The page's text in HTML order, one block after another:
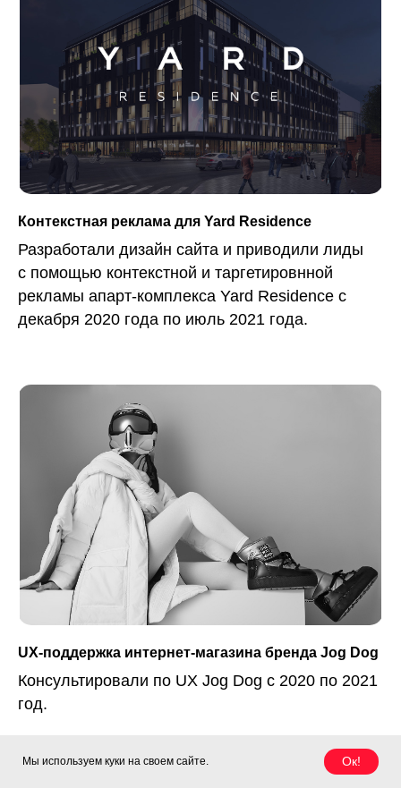
Контекстная реклама для Yard Residence
Разработали дизайн сайта и приводили лиды
с помощью контекстной и таргетировнной
рекламы апарт-комплекса Yard Residence с
декабря 2020 года по июль 2021 года.
UX-поддержка интернет-магазина бренда Jog Dog
Консультировали по UX Jog Dog с 2020 по 2021
год.
Мы используем куки на своем сайте. Ок!